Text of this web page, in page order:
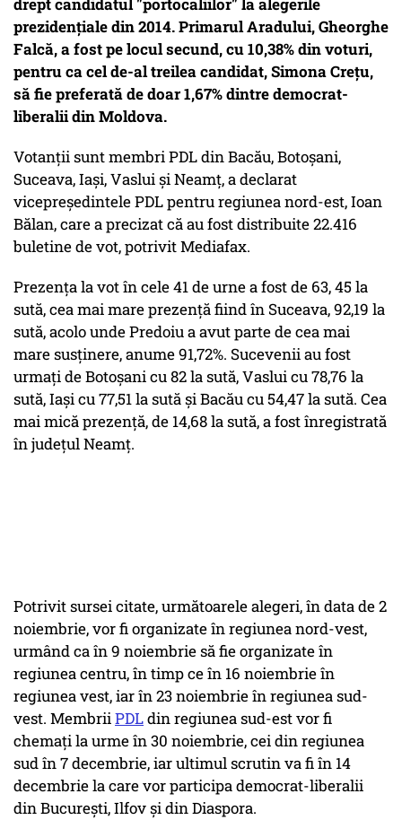
drept candidatul "portocaliilor" la alegerile
prezidențiale din 2014. Primarul Aradului, Gheorghe
Falcă, a fost pe locul secund, cu 10,38% din voturi,
pentru ca cel de-al treilea candidat, Simona Crețu,
să fie preferată de doar 1,67% dintre democrat-
liberalii din Moldova.
Votanții sunt membri PDL din Bacău, Botoșani,
Suceava, Iași, Vaslui și Neamț, a declarat
vicepreședintele PDL pentru regiunea nord-est, Ioan
Bălan, care a precizat că au fost distribuite 22.416
buletine de vot, potrivit Mediafax.
Prezenţa la vot în cele 41 de urne a fost de 63, 45 la
sută, cea mai mare prezenţă fiind în Suceava, 92,19 la
sută, acolo unde Predoiu a avut parte de cea mai
mare susținere, anume 91,72%. Sucevenii au fost
urmați de Botoşani cu 82 la sută, Vaslui cu 78,76 la
sută, Iaşi cu 77,51 la sută şi Bacău cu 54,47 la sută. Cea
mai mică prezenţă, de 14,68 la sută, a fost înregistrată
în judeţul Neamţ.
Potrivit sursei citate, următoarele alegeri, în data de 2
noiembrie, vor fi organizate în regiunea nord-vest,
urmând ca în 9 noiembrie să fie organizate în
regiunea centru, în timp ce în 16 noiembrie în
regiunea vest, iar în 23 noiembrie în regiunea sud-
vest. MembriiPDLdin regiunea sud-est vor fi
chemaţi la urme în 30 noiembrie, cei din regiunea
sud în 7 decembrie, iar ultimul scrutin va fi în 14
decembrie la care vor participa democrat-liberalii
din Bucureşti, Ilfov şi din Diaspora.